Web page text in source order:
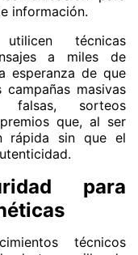
información.
técnicas
a miles de
esperanza de que
masivas
falsas, sorteos
que, al ser
rápida sin que el
para
técnicos